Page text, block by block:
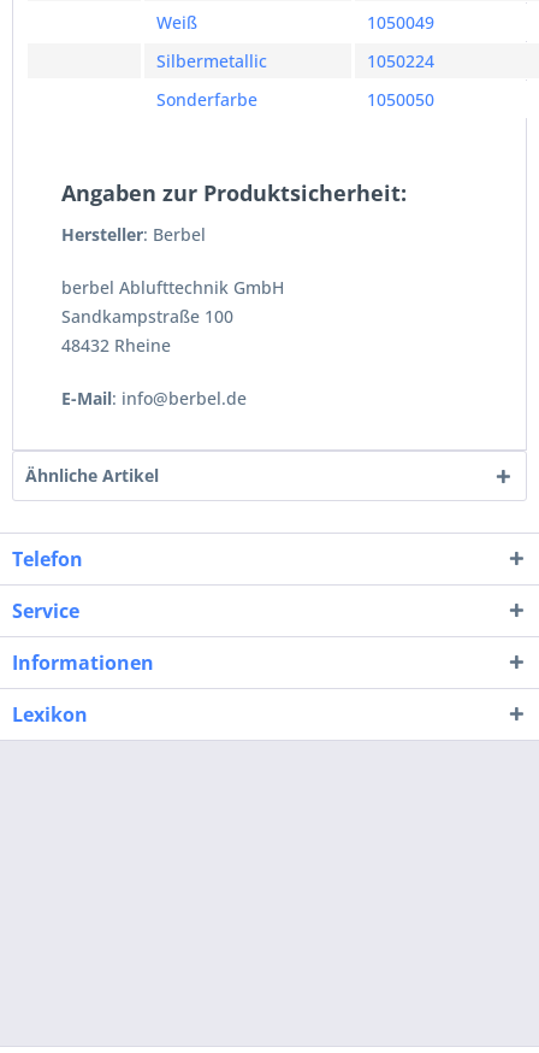
Weiß
1050049
Silbermetallic
1050224
Sonderfarbe
1050050
Angaben zur Produktsicherheit:
Hersteller: Berbel
berbel Ablufttechnik GmbH
Sandkampstraße 100
48432 Rheine
E-Mail: info@berbel.de
Ähnliche Artikel
Telefon
Service
Informationen
Lexikon